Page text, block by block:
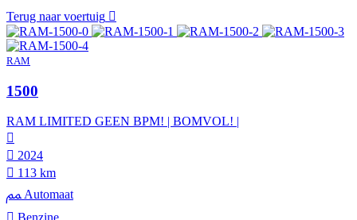
Terug naar voertuig
RAM
1500
RAM LIMITED GEEN BPM! | BOMVOL! |
2024
113 km
Automaat